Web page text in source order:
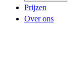
Prijzen
Over ons